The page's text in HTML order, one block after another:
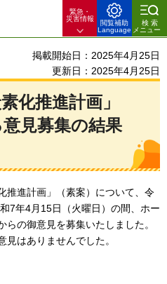
緊急・
災害情報
閲覧補助
Language
検索
メニュー
掲載開始日：2025年4月25日
更新日：2025年4月25日
化推進計画」
意見募集の結果
推進計画」（素案）について、令
7年4月15日（火曜日）の間、ホー
の御意見を募集いたしました。
はありませんでした。